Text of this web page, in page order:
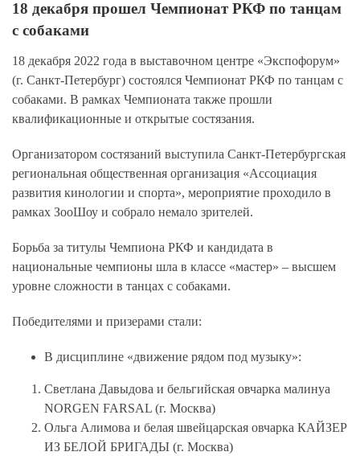
18 декабря прошел Чемпионат РКФ по танцам
с собаками
18 декабря 2022 года в выставочном центре «Экспофорум»
(г. Санкт-Петербург) состоялся Чемпионат РКФ по танцам с
собаками. В рамках Чемпионата также прошли
квалификационные и открытые состязания.
Организатором состязаний выступила Санкт-Петербургская
региональная общественная организация «Ассоциация
развития кинологии и спорта», мероприятие проходило в
рамках ЗооШоу и собрало немало зрителей.
Борьба за титулы Чемпиона РКФ и кандидата в
национальные чемпионы шла в классе «мастер» – высшем
уровне сложности в танцах с собаками.
Победителями и призерами стали:
В дисциплине «движение рядом под музыку»:
Светлана Давыдова и бельгийская овчарка малинуа
NORGEN FARSAL (г. Москва)
Ольга Алимова и белая швейцарская овчарка КАЙЗЕР
ИЗ БЕЛОЙ БРИГАДЫ (г. Москва)